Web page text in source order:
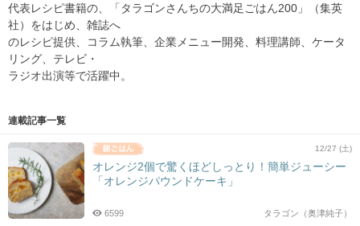
代表レシピ書籍の、「タラゴンさんちの大満足ごはん200」（集英
社）をはじめ、雑誌へ
のレシピ提供、コラム執筆、企業メニュー開発、料理講師、ケータ
リング、テレビ・
ラジオ出演等で活躍中。
連載記事一覧
12/27 (土)
オレンジ2個で驚くほどしっとり！簡単ジューシー
「オレンジパウンドケーキ」
タラゴン（奥津純子）
6599